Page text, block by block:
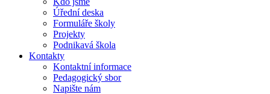
Úřední deska
Formuláře školy
Projekty
Podnikavá škola
Kontakty
Kontaktní informace
Pedagogický sbor
Napište nám